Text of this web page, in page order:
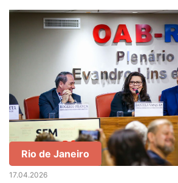
Rio de Janeiro
17.04.2026